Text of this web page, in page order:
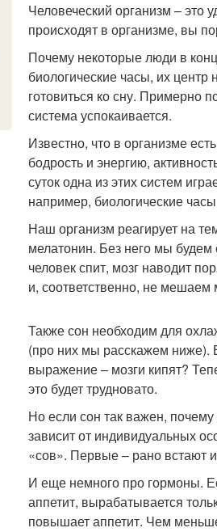
Человеческий организм – это
происходят в организме, вы
Почему некоторые люди в
биологические часы, их центр
готовиться ко сну. Примерно
система успокаивается.
Известно, что в организме
бодрость и энергию,
суток одна из этих систем
например, биологические
Наш организм реагирует на
мелатонин. Без него мы
человек спит, мозг наводит
и, соответственно, не мешаем
Также сон необходим для
(про них мы расскажем ниже).
выражение – мозги кипят?
это будет трудновато.
Но если сон так важен,
зависит от индивидуальных
«сов». Первые – рано встают
И еще немного про гормоны.
аппетит, вырабатывается
повышает аппетит. Чем